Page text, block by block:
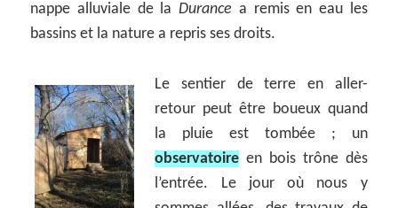
nappe alluviale de laDurance a remis en eau les
bassins et la nature a repris ses droits.
Le sentier de terre en aller-
retour peut être boueux quand
la pluie est tombée ; un
observatoire en bois trône dès
l’entrée. Le jour où nous y